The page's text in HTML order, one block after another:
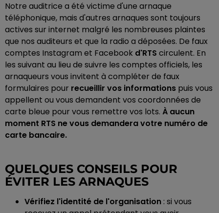
Notre auditrice a été victime d'une arnaque
téléphonique, mais d'autres arnaques sont toujours
actives sur internet malgré les nombreuses plaintes
que nos auditeurs et que la radio a déposées. De faux
comptes Instagram et Facebook d'RTS circulent. En
les suivant au lieu de suivre les comptes officiels, les
arnaqueurs vous invitent à compléter de faux
formulaires pour recueillir vos informations puis vous
appellent ou vous demandent vos coordonnées de
carte bleue pour vous remettre vos lots. À aucun
moment RTS ne vous demandera votre numéro de
carte bancaire.
QUELQUES CONSEILS POUR
ÉVITER LES ARNAQUES
Vérifiez l'identité de l'organisation : si vous